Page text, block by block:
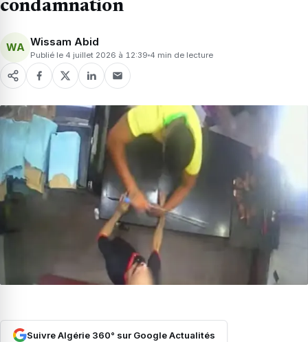
condamnation
WA Wissam Abid
Publié le 4 juillet 2026 à 12:39 4 min de lecture
Suivre Algérie 360° sur Google Actualités